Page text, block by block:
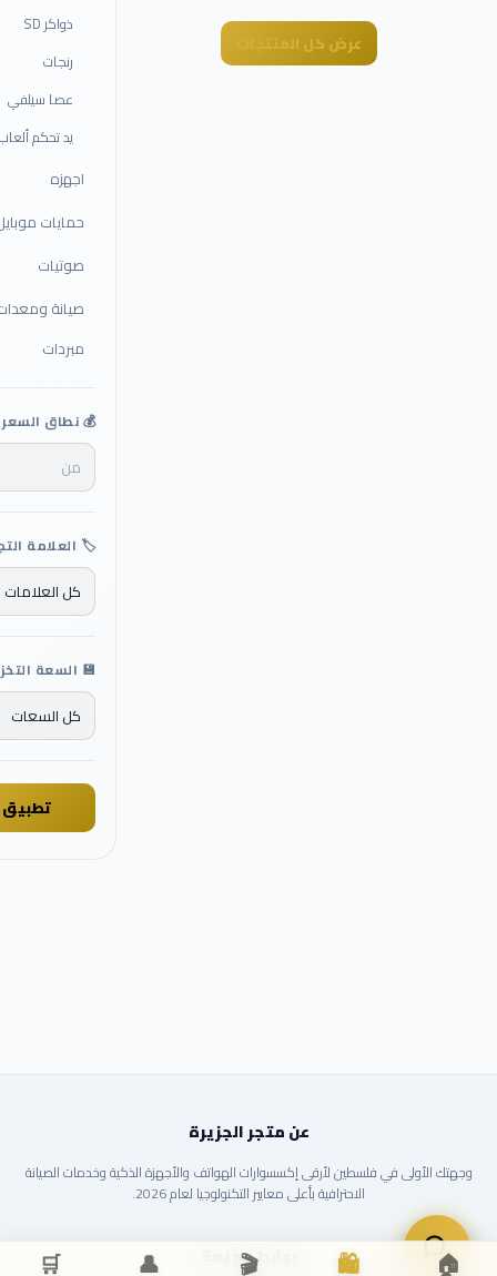
ذواكر SD
رنجات
عصا سيلفي
يد تحكم
اجهزه
حمايات
صوتيات
صيانة
مبردات
💰 نطاق السعر
🏷️ العلامة
💾 السعة
تطبيق
عرض كل المنتجات
عن متجر الجزيرة
وجهتك الأولى في فلسطين لأرقى إكسسوارات الهواتف والأجهزة الذكية وخدمات الصيانة
الاحترافية بأعلى معايير التكنولوجيا لعام 2026.
روابط سريعة 🏠
🛍️
🎬
👤
🛒